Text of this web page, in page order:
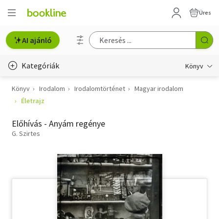
Üres
AI ajánló
Kategóriák Könyv
Életmód, egészség
Gyermek- és ifjúsági
Hobbi, szabadidő
Könyv Irodalom Irodalomtörténet
Magyar irodalom
Életrajz
Előhívás - Anyám regénye
G. Szirtes